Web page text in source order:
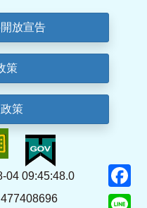
放宣告
策
策
04 09:45:48.0